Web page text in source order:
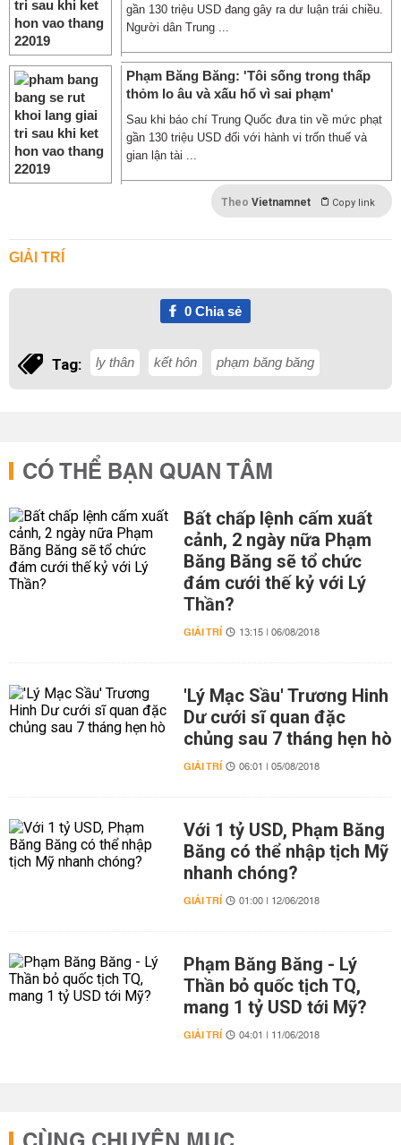
gần 130 triệu USD đang gây ra dư luận trái chiều.
Người dân Trung ...
Phạm Băng Băng: 'Tôi sống trong thấp
thỏm lo âu và xấu hổ vì sai phạm'
Sau khi báo chí Trung Quốc đưa tin về mức phạt
gần 130 triệu USD đối với hành vi trốn thuế và
gian lận tài ...
Theo Vietnamnet Copy link
GIẢI TRÍ
0Chia sẻ
Tag: ly thân kết hôn phạm băng băng
CÓ THỂ BẠN QUAN TÂM
Bất chấp lệnh cấm xuất
cảnh, 2 ngày nữa Phạm
Băng Băng sẽ tổ chức
đám cưới thế kỷ với Lý
Thần?
GIẢI TRÍ 13:15 | 06/08/2018
'Lý Mạc Sầu' Trương Hinh
Dư cưới sĩ quan đặc
chủng sau 7 tháng hẹn hò
GIẢI TRÍ 06:01 | 05/08/2018
Với 1 tỷ USD, Phạm Băng
Băng có thể nhập tịch Mỹ
nhanh chóng?
GIẢI TRÍ 01:00 | 12/06/2018
Phạm Băng Băng - Lý
Thần bỏ quốc tịch TQ,
mang 1 tỷ USD tới Mỹ?
GIẢI TRÍ 04:01 | 11/06/2018